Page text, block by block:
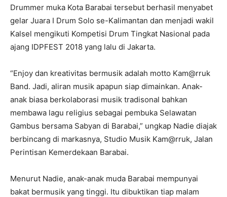
Drummer muka Kota Barabai tersebut berhasil menyabet
gelar Juara I Drum Solo se-Kalimantan dan menjadi wakil
Kalsel mengikuti Kompetisi Drum Tingkat Nasional pada
ajang IDPFEST 2018 yang lalu di Jakarta.
“Enjoy dan kreativitas bermusik adalah motto Kam@rruk
Band. Jadi, aliran musik apapun siap dimainkan. Anak-
anak biasa berkolaborasi musik tradisonal bahkan
membawa lagu religius sebagai pembuka Selawatan
Gambus bersama Sabyan di Barabai,” ungkap Nadie diajak
berbincang di markasnya, Studio Musik Kam@rruk, Jalan
Perintisan Kemerdekaan Barabai.
Menurut Nadie, anak-anak muda Barabai mempunyai
bakat bermusik yang tinggi. Itu dibuktikan tiap malam